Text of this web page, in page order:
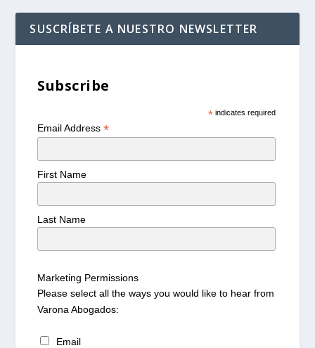
SUSCRÍBETE A NUESTRO NEWSLETTER
Subscribe
*indicates required
Email Address*
First Name
Last Name
Marketing Permissions
Please select all the ways you would like to hear from
Varona Abogados:
Email